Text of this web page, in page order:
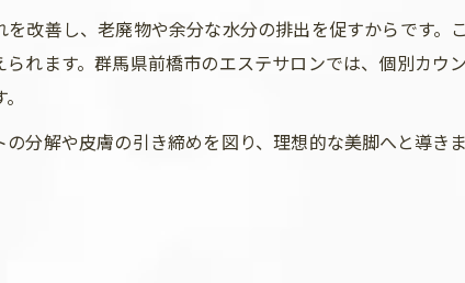
改善し、老廃物や余分な水分の排出を促すからです。
れます。群馬県前橋市のエステサロンでは、個別カウ
分解や皮膚の引き締めを図り、理想的な美脚へと導き